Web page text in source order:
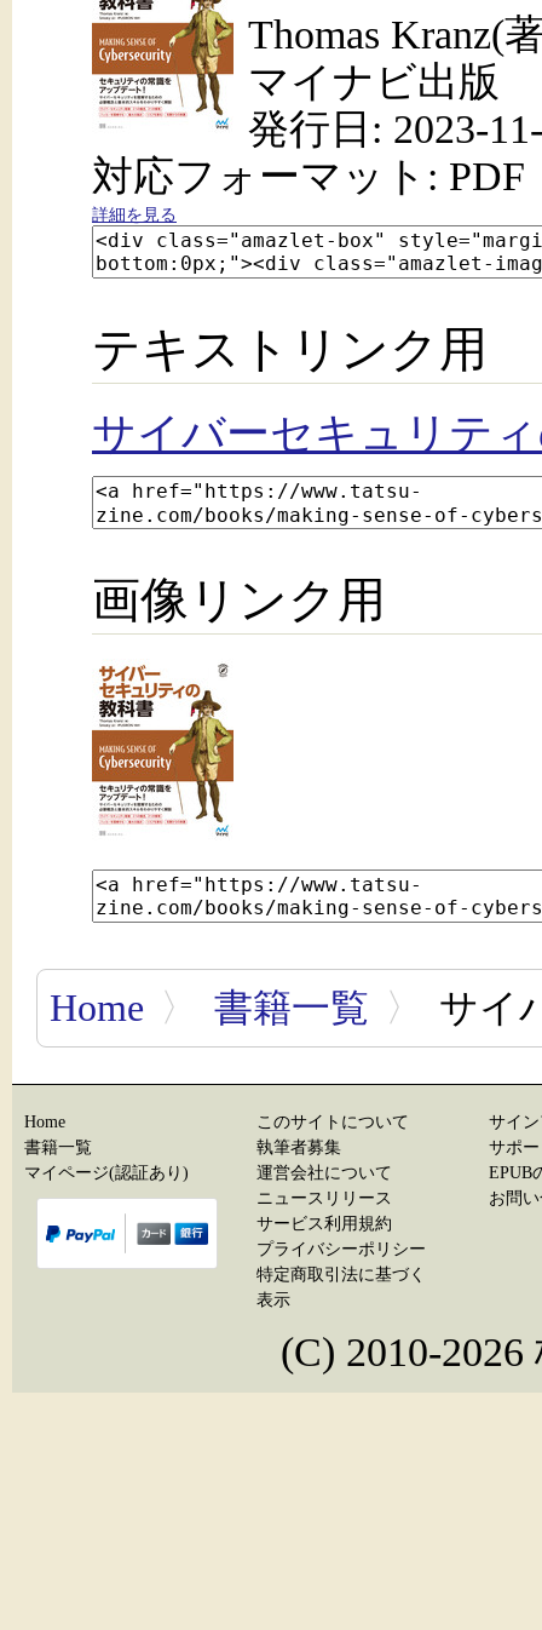
Thomas Kranz(
マイナビ出版
発行日: 2023-
対応フォーマット: PDF
詳細を見る
テキストリンク用
サイバーセキュリテ
画像リンク用
Home 〉 書籍一覧 〉 サイ
Home
書籍一覧
マイページ(認証あり)
このサイトについて
執筆者募集
運営会社について
ニュースリリース
サービス利用規約
プライバシーポリシー
特定商取引法に基づく
表示
サイ
サポ
EPUB
お問
(C) 2010-